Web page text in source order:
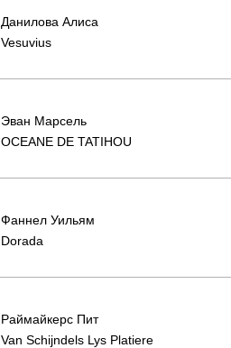
Данилова Алиса
Vesuvius
Эван Марсель
OCEANE DE TATIHOU
Фаннел Уильям
Dorada
Раймайкерс Пит
Van Schijndels Lys Platiere